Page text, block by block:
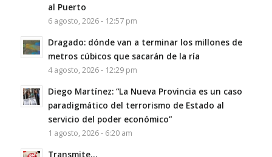
al Puerto
6 agosto, 2026 - 12:57 pm
Dragado: dónde van a terminar los millones de
metros cúbicos que sacarán de la ría
4 agosto, 2026 - 12:29 pm
Diego Martínez: “La Nueva Provincia es un caso
paradigmático del terrorismo de Estado al
servicio del poder económico”
1 agosto, 2026 - 6:20 am
Transmite…